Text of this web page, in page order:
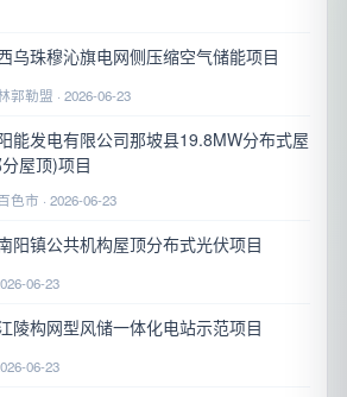
乌珠穆沁旗电网侧压缩空气储能项目
郭勒盟 · 2026-06-23
能发电有限公司那坡县19.8MW分布式屋
屋顶)项目
色市 · 2026-06-23
阳镇公共机构屋顶分布式光伏项目
06-23
陵构网型风储一体化电站示范项目
06-23